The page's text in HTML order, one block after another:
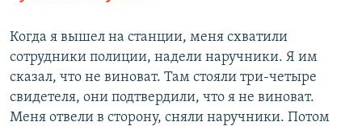
Когда я вышел на станции, меня схватили
сотрудники полиции, надели наручники. Я им
сказал, что не виноват. Там стояли три-четыре
свидетеля, они подтвердили, что я не виноват.
Меня отвели в сторону, сняли наручники. Потом